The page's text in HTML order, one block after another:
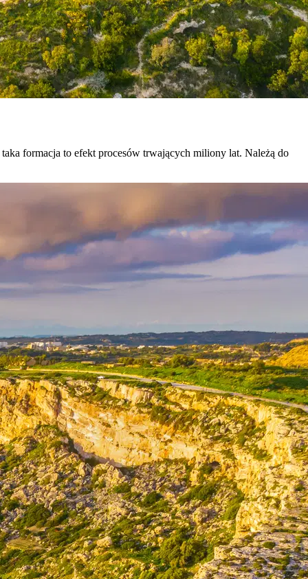
formacja to efekt procesów trwających miliony lat. Należą do